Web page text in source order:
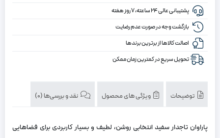
پشتیبانی عالی ۲۴ ساعته، ۷ روز هفته
بازگشت وجه در صورت عدم رضایت
اصالت کالاها از برترین برندها
تحویل سریع در کمترین زمان ممکن
توضیحات ویژگی های محصول نقد و بررسی‌ها (0)
پاراوان تاجدار سفید انتخابی روشن، لطیف و بسیار کاربردی برای فضاهایی